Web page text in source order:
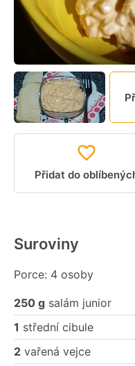
Přidat do
Suroviny
Porce: 4 osoby
250 g salám junior
1 střední cibule
2 vařená vejce